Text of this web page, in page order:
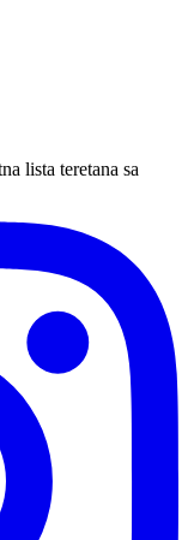
lista teretana sa